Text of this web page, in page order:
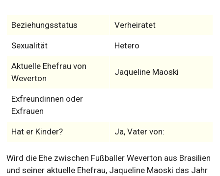
Beziehungsstatus Verheiratet
Sexualität Hetero
Aktuelle Ehefrau von
Weverton
Jaqueline Maoski
Exfreundinnen oder
Exfrauen
Hat er Kinder? Ja, Vater von:
Wird die Ehe zwischen Fußballer Weverton aus Brasilien
und seiner aktuelle Ehefrau, Jaqueline Maoski das Jahr